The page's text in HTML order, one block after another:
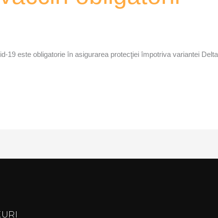
19 este obligatorie în asigurarea protecţiei împotriva variantei